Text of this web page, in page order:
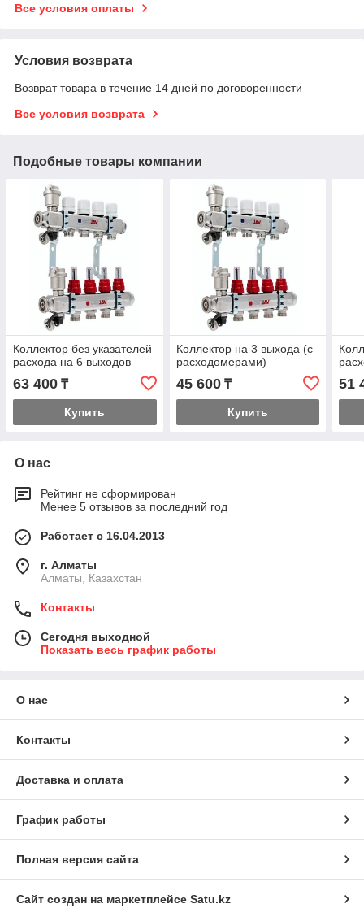
Все условия оплаты
Условия возврата
Возврат товара в течение 14 дней по договоренности
Все условия возврата
Подобные товары компании
Коллектор без указателей
расхода на 6 выходов
63 400 ₸
Купить
Коллектор на 3 выхода (с
расходомерами)
45 600₸
Купить
51
О нас
Рейтинг не сформирован
Менее 5 отзывов за последний год
Работает с 16.04.2013
г. Алматы
Алматы, Казахстан
Контакты
Сегодня выходной
Показать весь график работы
О нас
Контакты
Доставка и оплата
График работы
Полная версия сайта
Сайт создан на маркетплейсе Satu.kz